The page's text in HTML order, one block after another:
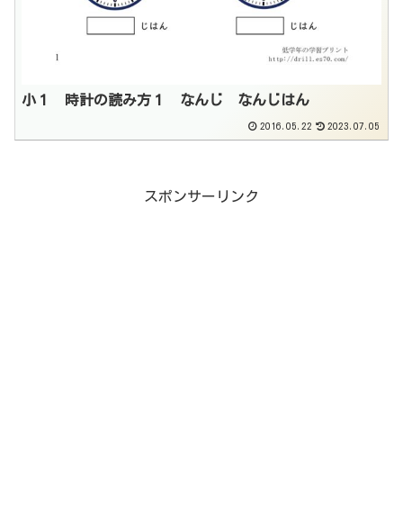
小１ 時計の読み方１ なんじ なんじはん
2016.05.22 2023.07.05
スポンサーリンク